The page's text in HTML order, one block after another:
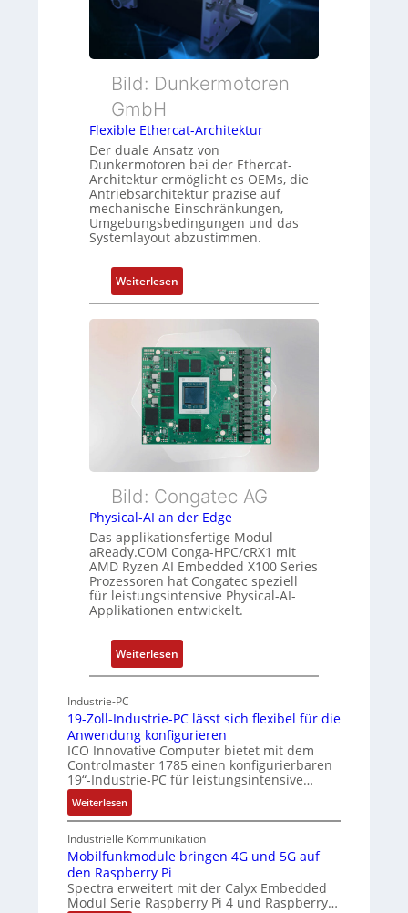
c
u
s
u
u
n
d
Z
u
s
n
ü
b
e
r
w
a
u
n
g
e
r
t
s
o
r
g
t
f
r
e
r
L
e
s
t
g
Bild: Dunkermotoren
GmbH
Flexible Ethercat-Architektur
Der duale Ansatz von
Dunkermotoren bei der Ethercat-
Architektur ermöglicht es OEMs, die
Antriebsarchitektur präzise auf
mechanische Einschränkungen,
Umgebungsbedingungen und das
Systemlayout abzustimmen.
Weiterlesen
F
l
x
i
l
e
t
h
e
c
a
t
-
r
c
h
t
e
k
t
r
Bild: Congatec AG
Physical-AI an der Edge
Das applikationsfertige Modul
aReady.COM Conga-HPC/cRX1 mit
AMD Ryzen AI Embedded X100 Series
Prozessoren hat Congatec speziell
für leistungsintensive Physical-AI-
Applikationen entwickelt.
Weiterlesen
P
s
i
c
a
-
A
I
a
n
Industrie-PC
19-Zoll-Industrie-PC lässt sich flexibel für die
Anwendung konfigurieren
ICO Innovative Computer bietet mit dem
Controlmaster 1785 einen konfigurierbaren
19“-Industrie-PC für leistungsintensive…
Weiterlesen:
1
9
-
Z
o
l
Industrielle Kommunikation
Mobilfunkmodule bringen 4G und 5G auf
den Raspberry Pi
Spectra erweitert mit der Calyx Embedded
Modul Serie Raspberry Pi 4 und Raspberry…